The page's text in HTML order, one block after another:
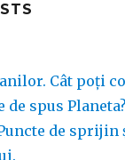
Cât poți
de spus Planeta?
de